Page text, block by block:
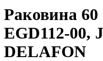
Раковина
EGD112-00,
DELAFON